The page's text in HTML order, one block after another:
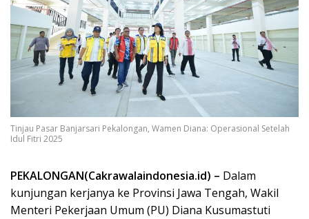
Tinjau Pasar Banjarsari Pekalongan, Wamen Diana: Operasional Setelah
Idul Fitri 2025
PEKALONGAN(Cakrawalaindonesia.id) – Dalam
kunjungan kerjanya ke Provinsi Jawa Tengah, Wakil
Menteri Pekerjaan Umum (PU) Diana Kusumastuti